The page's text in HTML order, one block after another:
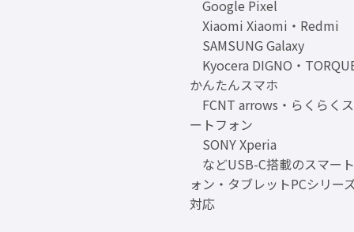
Google Pixel
Xiaomi Xiaomi・Redmi
SAMSUNG Galaxy
Kyocera DIGNO・
かんたんスマホ
FCNT arrows・らくらく
ートフォン
SONY Xperia
などUSB-C搭載のスマー
ォン・タブレットPCシリー
対応